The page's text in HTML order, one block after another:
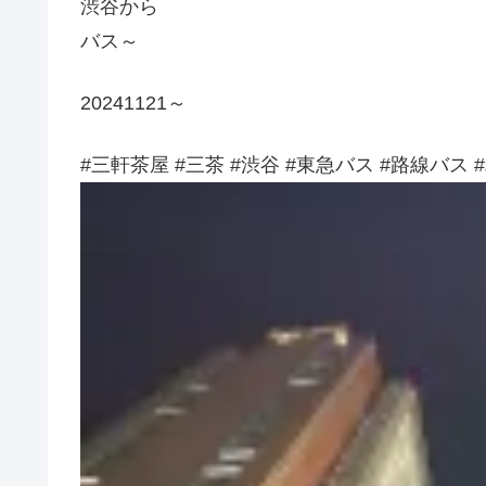
渋谷から
バス～
20241121～
#三軒茶屋 #三茶 #渋谷 #東急バス #路線バス